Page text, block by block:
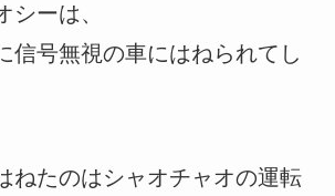
シーは、
信号無視の車にはねられてし
ねたのはシャオチャオの運転